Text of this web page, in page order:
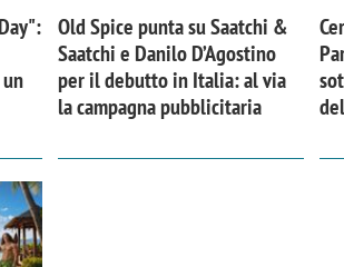
Old Spice punta su Saatchi &
Saatchi e Danilo D’Agostino
per il debutto in Italia: al via
la campagna pubblicitaria